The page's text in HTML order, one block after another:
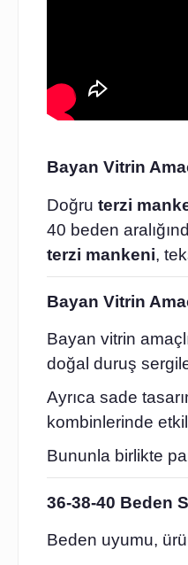
Bayan Vitrin
Doğru terzi
40 beden
terzi mankeni,
Bayan Vitrin
Bayan vitrin
doğal duruş
Ayrıca sade
kombinlerinde
Bununla birlikte
36-38-40 Beden
Beden uyumu,